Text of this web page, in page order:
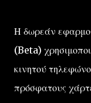
Η δωρεάν
(Beta)
κινητού
πρόσφατους